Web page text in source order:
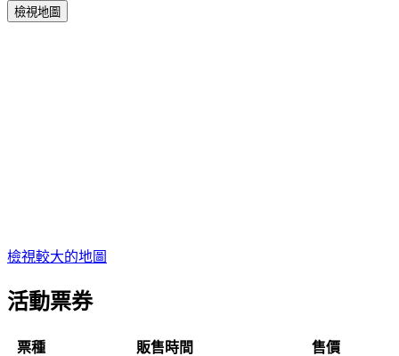
檢視地圖
檢視較大的地圖
活動票券
票種 販售時間
售價